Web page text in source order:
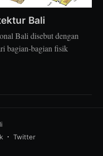
Bali
Bali disebut dengan
bagian-bagian fisik
Twitter